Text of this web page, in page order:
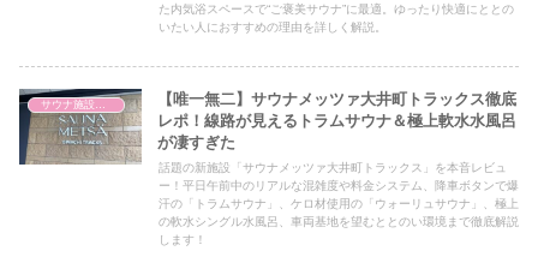
た内気浴スペースで“ご褒美サウナ”に最適。ゆったり快適にととの
いたい人におすすめの理由を詳しく解説。
サウナ施設情報
【唯一無二】サウナメッツァ大井町トラックス徹底
レポ！線路が見えるトラムサウナ＆極上軟水水風呂
が凄すぎた
話題の新施設「サウナメッツァ大井町トラックス」を本音レビュ
ー！平日午前中のリアルな混雑度や料金システム、降車ボタンで爆
汗の「トラムサウナ」、ケロ材使用の「ウォーリュサウナ」、極上
の軟水シングル水風呂、車両基地を望むととのい環境まで徹底解説
します！